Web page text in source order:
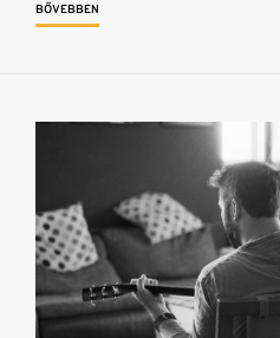
BŐVEBBEN